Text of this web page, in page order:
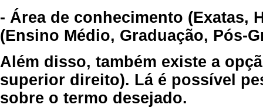
- Área de conhecimento (Exatas,
(Ensino Médio, Graduação, Pós-
Além disso, também existe a
superior direito). Lá é possível
sobre o termo desejado.